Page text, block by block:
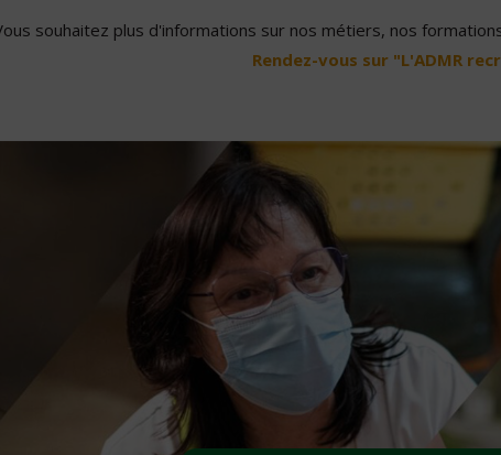
souhaitez plus d'informations sur nos métiers, nos
Rendez-vous sur "L'ADMR